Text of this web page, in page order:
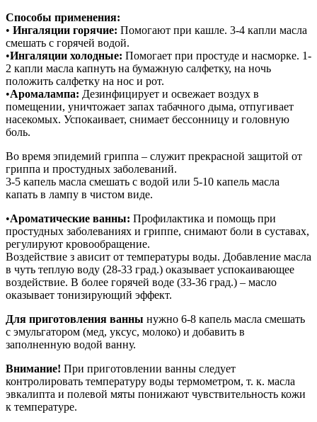
Способы применения:
• Ингаляции горячие: Помогают при кашле. 3-4 капли масла
смешать с горячей водой.
•Ингаляции холодные: Помогает при простуде и насморке. 1-
2 капли масла капнуть на бумажную салфетку, на ночь
положить салфетку на нос и рот.
•Аромалампа: Дезинфицирует и освежает воздух в
помещении, уничтожает запах табачного дыма, отпугивает
насекомых. Успокаивает, снимает бессонницу и головную
боль.
Во время эпидемий гриппа – служит прекрасной защитой от
гриппа и простудных заболеваний.
3-5 капель масла смешать с водой или 5-10 капель масла
капать в лампу в чистом виде.
•Ароматические ванны: Профилактика и помощь при
простудных заболеваниях и гриппе, снимают боли в суставах,
регулируют кровообращение.
Воздействие з ависит от температуры воды. Добавление масла
в чуть теплую воду (28-33 град.) оказывает успокаивающее
воздействие. В более горячей воде (33-36 град.) – масло
оказывает тонизирующий эффект.
Для приготовления ванны нужно 6-8 капель масла смешать
с эмульгатором (мед, уксус, молоко) и добавить в
заполненную водой ванну.
Внимание! При приготовлении ванны следует
контролировать температуру воды термометром, т. к. масла
эвкалипта и полевой мяты понижают чувствительность кожи
к температуре.